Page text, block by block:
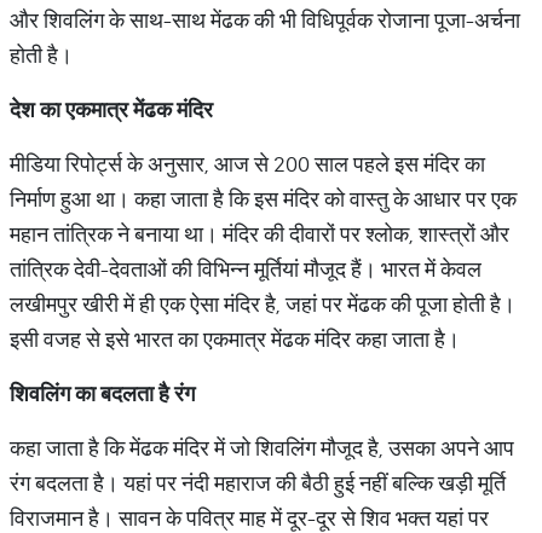
और शिवलिंग के साथ-साथ मेंढक की भी विधिपूर्वक रोजाना पूजा-अर्चना
होती है।
देशकाएकमात्रमेंढकमंदिर
मीडिया रिपोर्ट्स के अनुसार, आज से 200 साल पहले इस मंदिर का
निर्माण हुआ था। कहा जाता है कि इस मंदिर को वास्तु के आधार पर एक
महान तांत्रिक ने बनाया था। मंदिर की दीवारों पर श्लोक, शास्त्रों और
तांत्रिक देवी-देवताओं की विभिन्न मूर्तियां मौजूद हैं। भारत में केवल
लखीमपुर खीरी में ही एक ऐसा मंदिर है, जहां पर मेंढक की पूजा होती है।
इसी वजह से इसे भारत का एकमात्र मेंढक मंदिर कहा जाता है।
शिवलिंगकाबदलताहैरंग
कहा जाता है कि मेंढक मंदिर में जो शिवलिंग मौजूद है, उसका अपने आप
रंग बदलता है। यहां पर नंदी महाराज की बैठी हुई नहीं बल्कि खड़ी मूर्ति
विराजमान है। सावन के पवित्र माह में दूर-दूर से शिव भक्त यहां पर